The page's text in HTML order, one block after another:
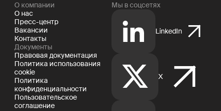
О компании
О нас
Пресс-центр
Вакансии
Контакты
Документы
Правовая документация
Политика использования
cookie
Политика
конфиденциальности
Пользовательское
соглашение
Мы в соцсетях
LinkedIn
X